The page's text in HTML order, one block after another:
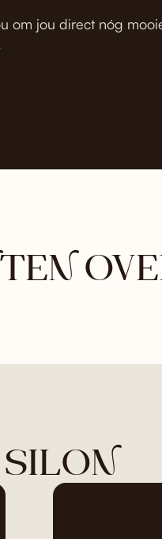
om jou direct nóg